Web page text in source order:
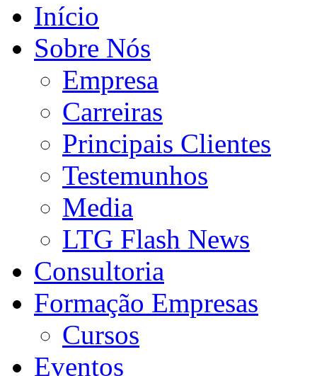
Início
Sobre Nós
Empresa
Carreiras
Principais Clientes
Testemunhos
Media
LTG Flash News
Consultoria
Formação Empresas
Cursos
Eventos